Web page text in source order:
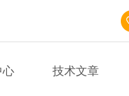
心 技术文章